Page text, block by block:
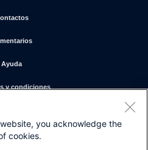
Se abre en una nueva ventana
Se abre en una nueva ventana
AyudaSe abre en una nueva ventana
y condicionesSe abre en una nueva ventana
Se abre en una nueva ventana
CookiesSe abre en una nueva ventana
you acknowledge the
cookies.